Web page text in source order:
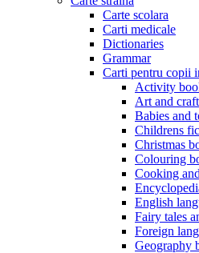
Carte scolara
Carti medicale
Dictionaries
Grammar
Carti pentru copii
Activity
Art and
Babies and
Childrens
Christmas
Colouring
Cooking
English
Fairy tales
Foreign
Geography